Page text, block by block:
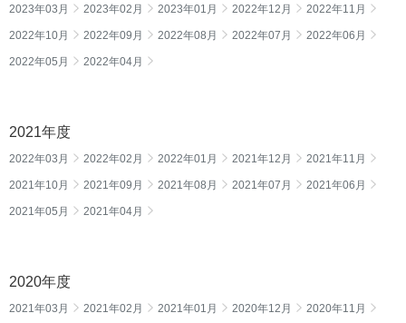
2023年03月 2023年02月 2023年01月 2022年12月 2022年11月
2022年10月 2022年09月 2022年08月 2022年07月 2022年06月
2022年05月 2022年04月
2021年度
2022年03月 2022年02月 2022年01月 2021年12月 2021年11月
2021年10月 2021年09月 2021年08月 2021年07月 2021年06月
2021年05月 2021年04月
2020年度
2021年03月 2021年02月 2021年01月 2020年12月 2020年11月